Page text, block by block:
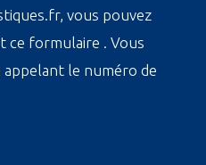
vous pouvez
ce formulaire . Vous
le numéro de